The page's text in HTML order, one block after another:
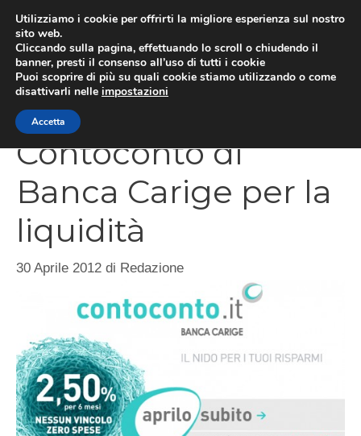
contenuto
Contoconto di
Banca Carige per la
liquidità
30 Aprile 2012 di Redazione
Utilizziamo i cookie per offrirti la migliore esperienza sul nostro
sito web.
Cliccando sulla pagina, effettuando lo scroll o chiudendo il
banner, presti il consenso all’uso di tutti i cookie
Puoi scoprire di più su quali cookie stiamo utilizzando o come
disattivarli nelle impostazioni
Accetta